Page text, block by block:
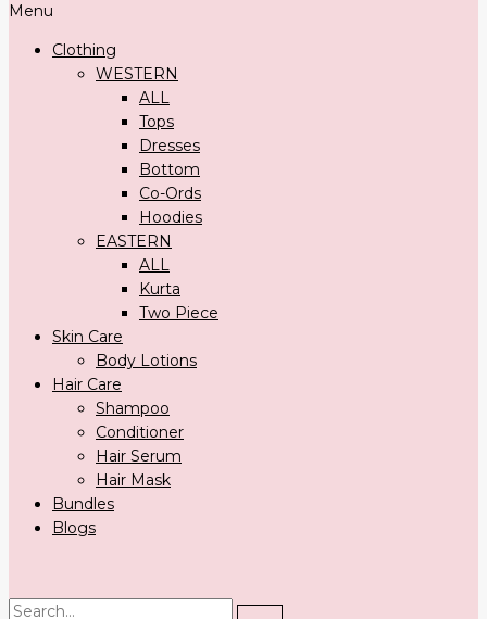
Menu
Clothing
WESTERN
ALL
Tops
Dresses
Bottom
Co-Ords
Hoodies
EASTERN
ALL
Kurta
Two Piece
Skin Care
Body Lotions
Hair Care
Shampoo
Conditioner
Hair Serum
Hair Mask
Bundles
Blogs